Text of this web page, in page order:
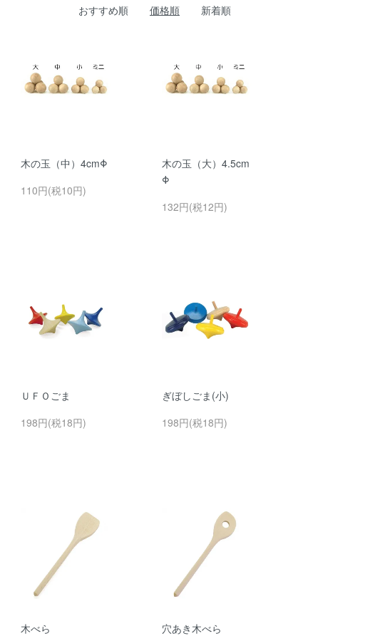
おすすめ順 価格順 新着順
木の玉（中）4cmΦ
110円(税10円)
木の玉（大）4.5cm
Φ
132円(税12円)
ＵＦＯごま
198円(税18円)
ぎぼしごま(小)
198円(税18円)
木べら
穴あき木べら